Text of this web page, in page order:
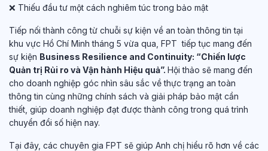
❌ Thiếu đầu tư một cách nghiêm túc trong bảo mật
Tiếp nối thành công từ chuỗi sự kiện về an toàn thông tin tại
khu vực Hồ Chí Minh tháng 5 vừa qua, FPT tiếp tục mang đến
sự kiện Business Resilience and Continuity: “Chiến lược
Quản trị Rủi ro và Vận hành Hiệu quả”. Hội thảo sẽ mang đến
cho doanh nghiệp góc nhìn sâu sắc về thực trạng an toàn
thông tin cùng những chính sách và giải pháp bảo mật cần
thiết, giúp doanh nghiệp đạt được thành công trong quá trình
chuyển đổi số hiện nay.
Tại đây, các chuyên gia FPT sẽ giúp Anh chị hiểu rõ hơn về các